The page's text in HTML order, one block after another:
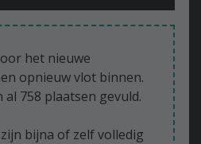
het nieuwe
opnieuw vlot binnen.
758 plaatsen gevuld.
bijna of zelf volledig